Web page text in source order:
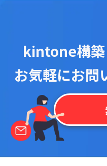
kintone構築
お気軽にお問